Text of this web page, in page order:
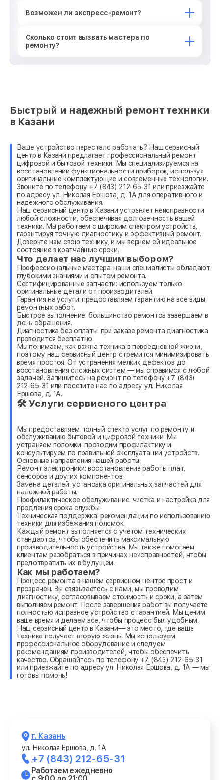
Возможен ли экспресс-ремонт?
Сколько стоит вызвать мастера по
ремонту?
Быстрый и надежный ремонт техники
в Казани
Ваше устройство перестало работать? Наш сервисный
центр в Казани предлагает профессиональный ремонт
цифровой и бытовой техники. Мы специализируемся на
восстановлении функциональности приборов, используя
оригинальные комплектующие и современные технологии.
Звоните по телефону +7 (843) 212-65-31 или приезжайте
по адресу ул. Николая Ершова, д. 1А для оперативного и
надежного обслуживания.
Наш сервисный центр в Казани устраняет неисправности
любой сложности, обеспечивая долговечность вашей
техники. Мы работаем с широким спектром устройств,
гарантируя точную диагностику и эффективный ремонт.
Доверьте нам свою технику, и мы вернем ей идеальное
состояние в кратчайшие сроки.
Что делает нас лучшим выбором?
Профессиональные мастера: наши специалисты обладают
глубокими знаниями и опытом ремонта.
Сертифицированные запчасти: используем только
оригинальные детали от производителей.
Гарантия на услуги: предоставляем гарантию на все виды
ремонтных работ.
Быстрое выполнение: большинство ремонтов завершаем в
день обращения.
Диагностика без оплаты: при заказе ремонта диагностика
проводится бесплатно.
Мы понимаем, как важна техника в повседневной жизни,
поэтому наш сервисный центр стремится минимизировать
время простоя. От устранения мелких дефектов до
восстановления сложных систем — мы справимся с любой
задачей. Запишитесь на ремонт по телефону +7 (843)
212-65-31 или посетите нас по адресу ул. Николая
Ершова, д. 1А.
🛠 Услуги сервисного центра
Мы предоставляем полный спектр услуг по ремонту и
обслуживанию бытовой и цифровой техники. Мы
устраняем поломки, проводим профилактику и
консультируем по правильной эксплуатации устройств.
Основные направления нашей работы:
Ремонт электроники: восстановление работы плат,
сенсоров и других компонентов.
Замена деталей: установка оригинальных запчастей для
надежной работы.
Профилактическое обслуживание: чистка и настройка для
продления срока службы.
Техническая поддержка: рекомендации по использованию
техники для избежания поломок.
Каждый ремонт выполняется с учетом технических
стандартов, чтобы обеспечить максимальную
производительность устройства. Мы также помогаем
клиентам разобраться в причинах неисправностей, чтобы
предотвратить их в будущем.
Как мы работаем?
Процесс ремонта в нашем сервисном центре прост и
прозрачен. Вы связываетесь с нами, мы проводим
диагностику, согласовываем стоимость и сроки, а затем
выполняем ремонт. После завершения работ вы получаете
полностью исправное устройство с гарантией. Мы ценим
ваше время и делаем все, чтобы процесс был удобным.
Наш сервисный центр в Казани— это место, где ваша
техника получает вторую жизнь. Мы используем
профессиональное оборудование и следуем
рекомендациям производителей, чтобы обеспечить
качество. Обращайтесь по телефону +7 (843) 212-65-31
или приезжайте по адресу ул. Николая Ершова, д. 1А — мы
готовы помочь!
г. Казань
ул. Николая Ершова, д. 1А
+7 (843) 212-65-31
Работаем ежедневно